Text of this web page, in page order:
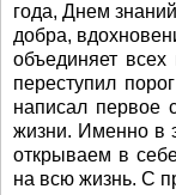
года, Днем
добра,
объединяет
переступил
написал первое
жизни. Именно в
открываем в
на всю жизнь. С